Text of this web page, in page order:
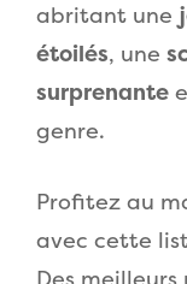
abritant une
étoilés, une
surprenante
genre.
Profitez au
avec cette